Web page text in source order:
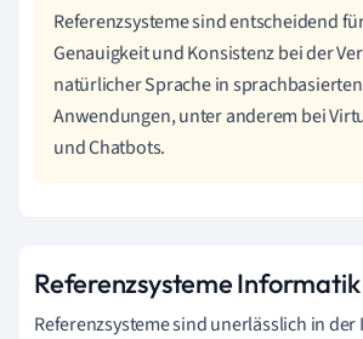
Referenzsysteme sind entscheidend
Genauigkeit und Konsistenz bei der
natürlicher Sprache in
Anwendungen, unter anderem bei
und Chatbots.
Referenzsysteme
Referenzsysteme sind unerlässlich in